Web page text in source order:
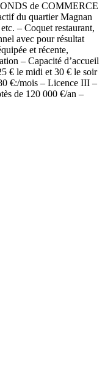
de COMMERCE
du quartier Magnan
– Coquet restaurant,
avec pour résultat
et récente,
– Capacité d’accueil
€ le midi et 30 € le soir
€:/mois – Licence III –
de 120 000 €/an –